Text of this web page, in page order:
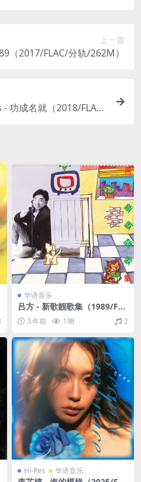
上一篇
（2017/FLAC/分轨/262M）
功成名就（2018/FLAC/
华语音乐
吕方 - 新歌靓歌集（1989/FL
AC/分轨/282M）
3 年前 198 2
Hi-Res 华语音乐